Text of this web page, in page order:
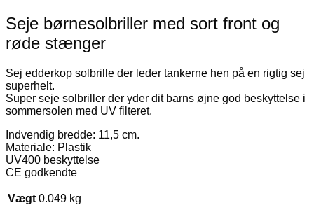
Seje børnesolbriller med sort front og
røde stænger
Sej edderkop solbrille der leder tankerne hen på en rigtig sej
superhelt.
Super seje solbriller der yder dit barns øjne god beskyttelse i
sommersolen med UV filteret.
Indvendig bredde: 11,5 cm.
Materiale: Plastik
UV400 beskyttelse
CE godkendte
Vægt 0.049 kg